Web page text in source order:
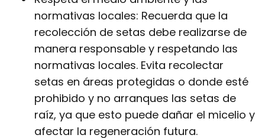
normativas locales: Recuerda que la
recolección de setas debe realizarse de
manera responsable y respetando las
normativas locales. Evita recolectar
setas en áreas protegidas o donde esté
prohibido y no arranques las setas de
raíz, ya que esto puede dañar el micelio y
afectar la regeneración futura.